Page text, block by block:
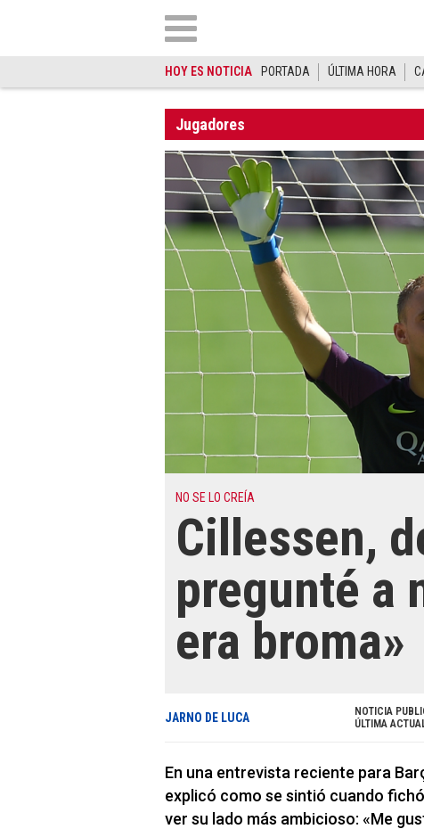
HOY ES NOTICIA PORTADA ÚLTIMA HORA
Jugadores
NO SE LO CREÍA
Cillessen,
pregunté a
era broma»
JARNO DE LUCA NOTICIA
ÚLTIMA
En una entrevista reciente para
explicó como se sintió cuando
ver su lado más ambicioso: «Me